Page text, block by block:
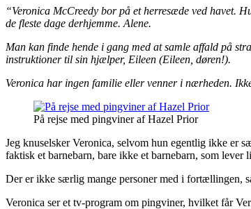
“Veronica McCreedy bor på et herresæde ved havet.
de fleste dage derhjemme. Alene.
Man kan finde hende i gang med at samle affald på
instruktioner til sin hjælper, Eileen (Eileen, døren!).
Veronica har ingen familie eller venner i nærheden.
På rejse med pingviner af Hazel Prior
Jeg knuselsker Veronica, selvom hun egentlig ikke er
faktisk et barnebarn, bare ikke et barnebarn, som
Der er ikke særlig mange personer med i fortællingen,
Veronica ser et tv-program om pingviner, hvilket får